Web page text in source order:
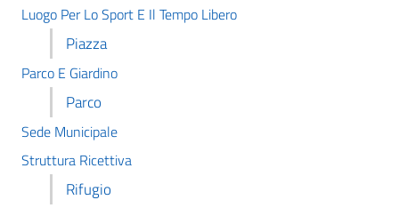
Luogo Per Lo Sport E Il Tempo Libero
Piazza
Parco E Giardino
Parco
Sede Municipale
Struttura Ricettiva
Rifugio